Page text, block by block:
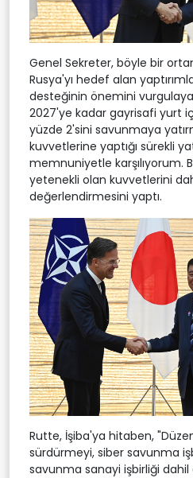
Genel Sekreter, böyle bir
Rusya'yı hedef alan
desteğinin önemini
2027'ye kadar gayrisafi yurt içi
yüzde 2'sini savunmaya
kuvvetlerine yaptığı sürekli
memnuniyetle karşılıyorum.
yetenekli olan kuvvetlerini
değerlendirmesini yaptı.
Rutte, İşiba'ya hitaben,
sürdürmeyi, siber savunma
savunma sanayi işbirliği